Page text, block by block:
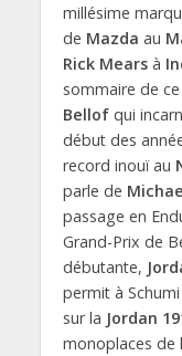
millésime
de Mazda au
Rick Mearsà
sommaire de
Bellofqui
début des
record inouï au
parle de
passage en
Grand-Prix de
débutante,
permit à
sur la Jordan
monoplaces de